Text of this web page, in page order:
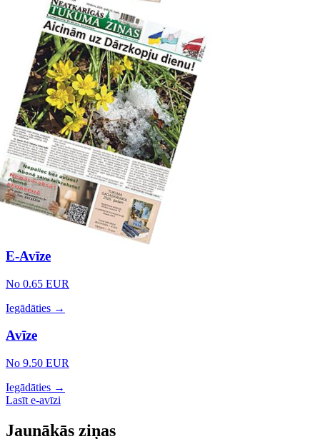
E-Avīze
No 0.65 EUR
Iegādāties →
Avīze
No 9.50 EUR
Iegādāties →
Lasīt e-avīzi
Jaunākās ziņas